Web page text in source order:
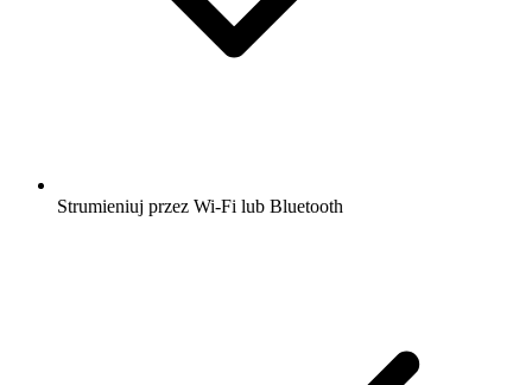
Strumieniuj przez Wi-Fi lub Bluetooth